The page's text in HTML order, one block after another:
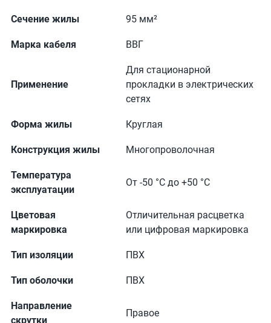
Сечение жилы 95 мм²
Марка кабеля ВВГ
Применение
Для стационарной
прокладки в электрических
сетях
Форма жилы Круглая
Конструкция жилы Многопроволочная
Температура
эксплуатации
От -50 °С до +50 °С
Цветовая
маркировка
Отличительная расцветка
или цифровая маркировка
Тип изоляции ПВХ
Тип оболочки ПВХ
Направление
скрутки
Правое